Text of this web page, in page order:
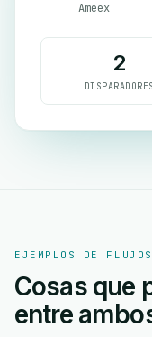
Ameex
2
DISPARADORES
EJEMPLOS DE
Cosas que
entre